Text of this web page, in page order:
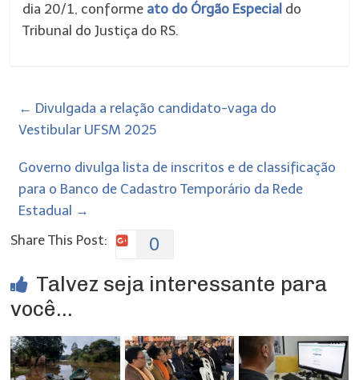
dia 20/1, conforme ato do Órgão Especial do
Tribunal do Justiça do RS.
← Divulgada a relação candidato-vaga do
Vestibular UFSM 2025
Governo divulga lista de inscritos e de classificação
para o Banco de Cadastro Temporário da Rede
Estadual →
Share This Post:
0
Talvez seja interessante para
você...